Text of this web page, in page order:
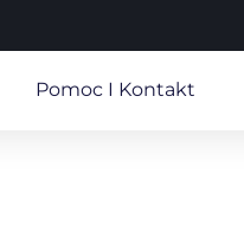
Pomoc I Kontakt